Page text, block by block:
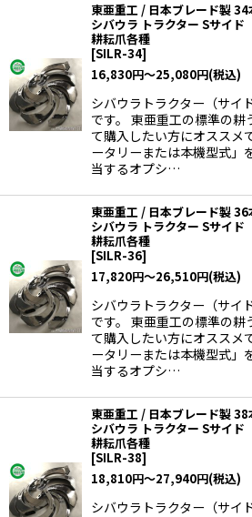
東亜重工 / 日本ブレード製 34
シバウラ トラクター Sサイド
耕耘爪各種
[SILR-34]
16,830円～25,080円(税込)
シバウラトラクター（サイ
です。 東亜重工の標準の耕
て購入したい方にオススメ
ータリーまたは本機型式」
当するオプシ…
東亜重工 / 日本ブレード製 36
シバウラ トラクター Sサイド
耕耘爪各種
[SILR-36]
17,820円～26,510円(税込)
シバウラトラクター（サイ
です。 東亜重工の標準の耕
て購入したい方にオススメ
ータリーまたは本機型式」
当するオプシ…
東亜重工 / 日本ブレード製 38
シバウラ トラクター Sサイド
耕耘爪各種
[SILR-38]
18,810円～27,940円(税込)
シバウラトラクター（サイ